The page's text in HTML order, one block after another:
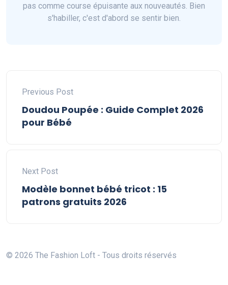
pas comme course épuisante aux nouveautés. Bien
s'habiller, c'est d'abord se sentir bien.
Previous Post
Doudou Poupée : Guide Complet 2026
pour Bébé
Next Post
Modèle bonnet bébé tricot : 15
patrons gratuits 2026
© 2026 The Fashion Loft - Tous droits réservés